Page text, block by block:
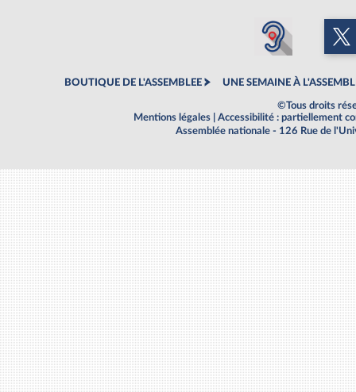
BOUTIQUE DE L'ASSEMBLEE UNE SEMAINE À
©Tous droits
Mentions légales
Accessibilité : partiellement
Assemblée nationale - 126 Rue de